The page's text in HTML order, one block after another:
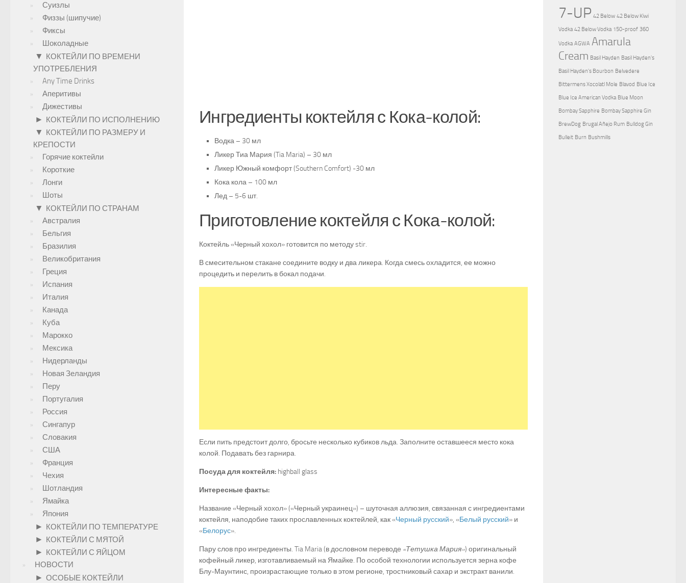
Ингредиенты коктейля с Кока-колой:
Водка – 30 мл
Ликер Тиа Мария (Tia Maria) – 30 мл
Ликер Южный комфорт (Southern Comfort) -30 мл
Кока кола – 100 мл
Лед – 5-6 шт.
Приготовление коктейля с Кока-колой:
Коктейль «Черный хохол» готовится по методу stir.
В смесительном стакане соедините водку и два ликера. Когда смесь охладится, ее можно
процедить и перелить в бокал подачи.
Если пить предстоит долго, бросьте несколько кубиков льда. Заполните оставшееся место кока
колой. Подавать без гарнира.
Посуда для коктейля: highball glass
Интересные факты:
Название «Черный хохол» («Черный украинец») – шуточная аллюзия, связанная с ингредиентами
коктейля, наподобие таких прославленных коктейлей, как «Черный русский», «Белый русский» и
«Белорус».
Пару слов про ингредиенты. Tia Maria (в дословном переводе «Тетушка Мария») оригинальный
кофейный ликер, изготавливаемый на Ямайке. По особой технологии используется зерна кофе
Блу-Маунтинс, произрастающие только в этом регионе, тростниковый сахар и экстракт ванили.
Суизлы
Физзы (шипучие)
Фиксы
Шоколадные
▼ КОКТЕЙЛИ ПО ВРЕМЕНИ
УПОТРЕБЛЕНИЯ
Any Time Drinks
Аперитивы
Дижестивы
► КОКТЕЙЛИ ПО ИСПОЛНЕНИЮ
▼ КОКТЕЙЛИ ПО РАЗМЕРУ И
КРЕПОСТИ
Горячие коктейли
Короткие
Лонги
Шоты
▼ КОКТЕЙЛИ ПО СТРАНАМ
Австралия
Бельгия
Бразилия
Великобритания
Греция
Испания
Италия
Канада
Куба
Марокко
Мексика
Нидерланды
Новая Зеландия
Перу
Португалия
Россия
Сингапур
Словакия
США
Франция
Чехия
Шотландия
Ямайка
Япония
► КОКТЕЙЛИ ПО ТЕМПЕРАТУРЕ
► КОКТЕЙЛИ С МЯТОЙ
► КОКТЕЙЛИ С ЯЙЦОМ
НОВОСТИ
► ОСОБЫЕ КОКТЕЙЛИ
7-UP 42 Below 42 Below Kiwi
Vodka 42 Below Vodka 150-proof 360
Vodka AGWA Amarula
Cream Basil Hayden Basil Hayden's
Basil Hayden's Bourbon Belvedere
Bittermens Xocolatl Mole Blavod Blue Ice
Blue Ice American Vodka Blue Moon
Bombay Sapphire Bombay Sapphire Gin
BrewDog Brugal Añejo Rum Bulldog Gin
Bulleit Burn Bushmills